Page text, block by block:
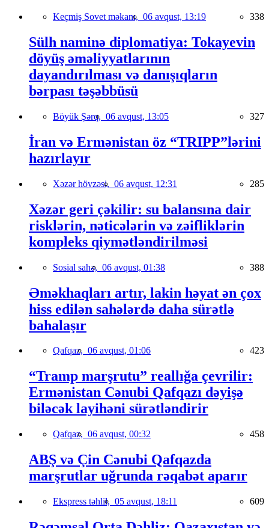
Keçmiş Sovet məkanı, 06 avqust, 13:19 338
Sülh naminə diplomatiya: Tokayevin
döyüş əməliyyatlarının
dayandırılması və danışıqların
bərpası təşəbbüsü
Böyük Şərq, 06 avqust, 13:05 327
İran və Ermənistan öz “TRIPP”lərini
hazırlayır
Xəzər hövzəsi, 06 avqust, 12:31 285
Xəzər geri çəkilir: su balansına dair
risklərin, nəticələrin və zəifliklərin
kompleks qiymətləndirilməsi
Sosial sahə, 06 avqust, 01:38 388
Əməkhaqları artır, lakin həyat ən çox
hiss edilən sahələrdə daha sürətlə
bahalaşır
Qafqaz, 06 avqust, 01:06 423
“Tramp marşrutu” reallığa çevrilir:
Ermənistan Cənubi Qafqazı dəyişə
biləcək layihəni sürətləndirir
Qafqaz, 06 avqust, 00:32 458
ABŞ və Çin Cənubi Qafqazda
marşrutlar uğrunda rəqabət aparır
Ekspress təhlil, 05 avqust, 18:11 609